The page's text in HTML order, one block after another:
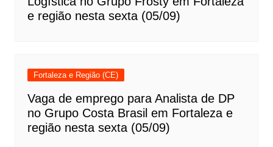
e região nesta sexta (05/09)
Fortaleza e Região (CE)
Vaga de emprego para Analista de DP
no Grupo Costa Brasil em Fortaleza e
região nesta sexta (05/09)